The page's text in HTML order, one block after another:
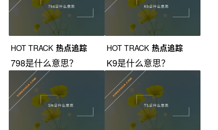
HOT TRACK 热点追踪
798是什么意思？
HOT TRACK 热点追踪
K9是什么意思？